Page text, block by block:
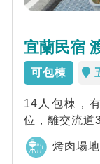
宜蘭民宿
可包棟
14人包棟，
位，離交流道
烤肉場地